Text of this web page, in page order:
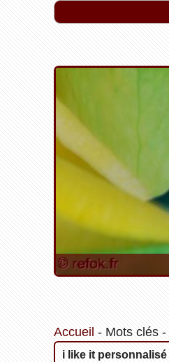
Accueil - Mots clés-
i like it personnalisé